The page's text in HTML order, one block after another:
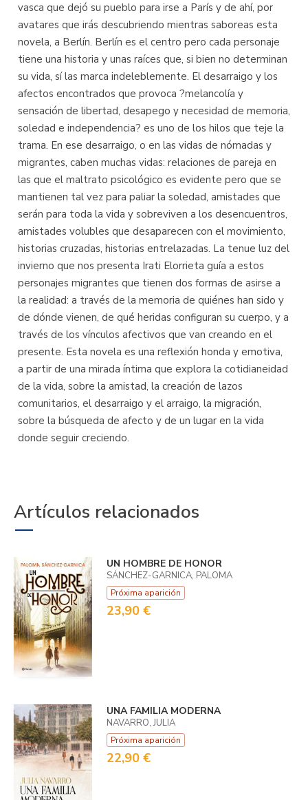
vasca que dejó su pueblo para irse a París y de ahí, por
avatares que irás descubriendo mientras saboreas esta
novela, a Berlín. Berlín es el centro pero cada personaje
tiene una historia y unas raíces que, si bien no determinan
su vida, sí las marca indeleblemente. El desarraigo y los
afectos encontrados que provoca ?melancolía y
sensación de libertad, desapego y necesidad de memoria,
soledad e independencia? es uno de los hilos que teje la
trama. En ese desarraigo, o en las vidas de nómadas y
migrantes, caben muchas vidas: relaciones de pareja en
las que el maltrato psicológico es evidente pero que se
mantienen tal vez para paliar la soledad, amistades que
serán para toda la vida y sobreviven a los desencuentros,
amistades volubles que desaparecen con el movimiento,
historias cruzadas, historias entrelazadas. La tenue luz del
invierno que nos presenta Irati Elorrieta guía a estos
personajes migrantes que tienen dos formas de asirse a
la realidad: a través de la memoria de quiénes han sido y
de dónde vienen, de qué heridas configuran su cuerpo, y a
través de los vínculos afectivos que van creando en el
presente. Esta novela es una reflexión honda y emotiva,
a partir de una mirada íntima que explora la cotidianeidad
de la vida, sobre la amistad, la creación de lazos
comunitarios, el desarraigo y el arraigo, la migración,
sobre la búsqueda de afecto y de un lugar en la vida
donde seguir creciendo.
Artículos relacionados
UN HOMBRE DE HONOR
SÁNCHEZ-GARNICA, PALOMA
Próxima aparición
23,90 €
UNA FAMILIA MODERNA
NAVARRO, JULIA
Próxima aparición
22,90 €